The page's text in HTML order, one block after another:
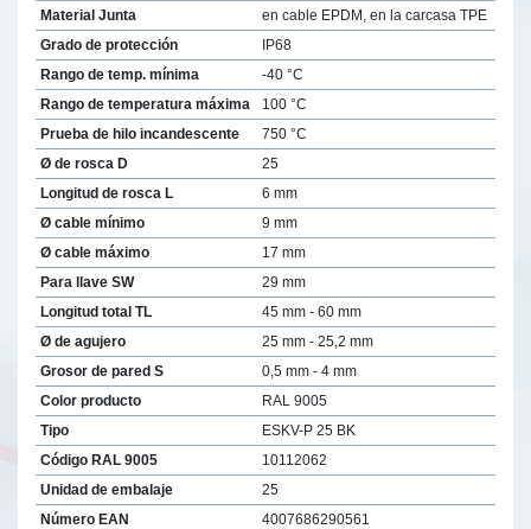
Material Junta
en cable EPDM, en la carcasa TPE
Grado de protección
IP68
Rango de temp. mínima
-40 °C
Rango de temperatura máxima
100 °C
Prueba de hilo incandescente
750 °C
Ø de rosca D
25
Longitud de rosca L
6 mm
Ø cable mínimo
9 mm
Ø cable máximo
17 mm
Para llave SW
29 mm
Longitud total TL
45 mm - 60 mm
Ø de agujero
25 mm - 25,2 mm
Grosor de pared S
0,5 mm - 4 mm
Color producto
RAL 9005
Tipo
ESKV-P 25 BK
Código RAL 9005
10112062
Unidad de embalaje
25
Número EAN
4007686290561